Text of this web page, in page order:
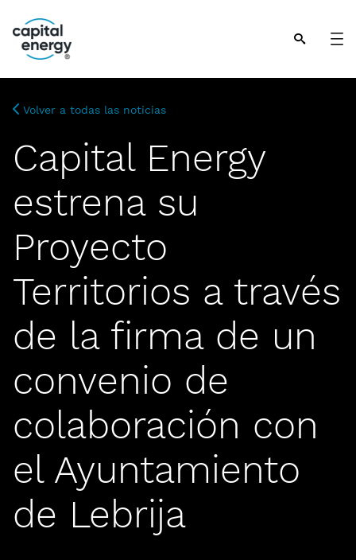
este
sitio
un
accesibilidad.
Volver a todas las noticias
Capital Energy
estrena su
Proyecto
Territorios a través
de la firma de un
convenio de
colaboración con
el Ayuntamiento
de Lebrija